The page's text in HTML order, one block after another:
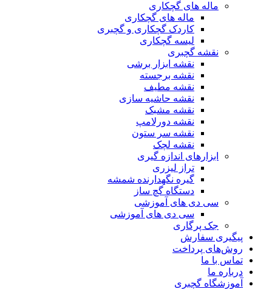
ماله های گچکاری
ماله های گچکاری
کاردک گچکاری و گچبری
لیسه گچکاری
نقشه گچبری
نقشه ابزار برشی
نقشه برجسته
نقشه مطیف
نقشه حاشیه سازی
نقشه مشبک
نقشه دورلامپ
نقشه سر ستون
نقشه لچک
ابزارهای اندازه گیری
تراز لیزری
گیره نگهدارنده شمشه
دستگاه گچ ساز
سی دی های آموزشی
سی دی های آموزشی
جک پرگاری
پیگیری سفارش
روش‌های پرداخت
تماس با ما
درباره ما
آموزشگاه گچبری